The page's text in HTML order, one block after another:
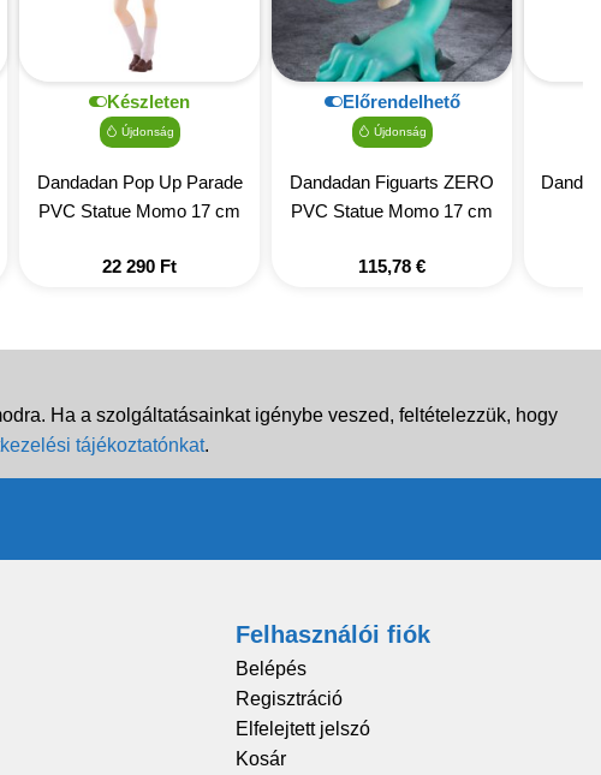
Készleten
Újdonság
Dandadan Pop Up Parade
PVC Statue Momo 17 cm
22 290 Ft
Előrendelhető
Újdonság
Dandadan Figuarts ZERO
PVC Statue Momo 17 cm
115,78 €
Ha a szolgáltatásainkat igénybe veszed, feltételezzük, hogy
tájékoztatónkat.
Felhasználói fiók
Belépés
Regisztráció
Elfelejtett jelszó
Kosár